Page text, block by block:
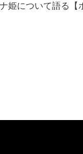
姫について語る